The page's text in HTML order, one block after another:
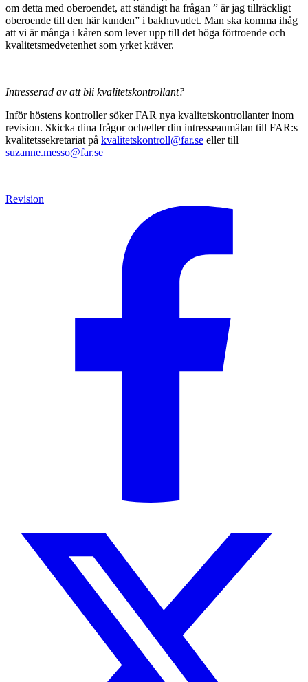
om detta med oberoendet, att ständigt ha frågan ” är jag tillräckligt
oberoende till den här kunden” i bakhuvudet. Man ska komma ihåg
att vi är många i kåren som lever upp till det höga förtroende och
kvalitetsmedvetenhet som yrket kräver.
Intresserad av att bli kvalitetskontrollant?
Inför höstens kontroller söker FAR nya kvalitetskontrollanter inom
revision. Skicka dina frågor och/eller din intresseanmälan till FAR:s
kvalitetssekretariat på kvalitetskontroll@far.se eller till
suzanne.messo@far.se
Revision